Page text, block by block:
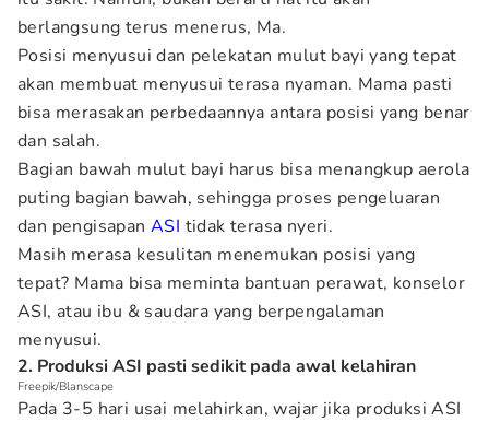
berlangsung terus menerus, Ma.
Posisi menyusui dan pelekatan mulut bayi yang tepat
akan membuat menyusui terasa nyaman. Mama pasti
bisa merasakan perbedaannya antara posisi yang benar
dan salah.
Bagian bawah mulut bayi harus bisa menangkup aerola
puting bagian bawah, sehingga proses pengeluaran
dan pengisapanASI tidak terasa nyeri.
Masih merasa kesulitan menemukan posisi yang
tepat? Mama bisa meminta bantuan perawat, konselor
ASI, atau ibu & saudara yang berpengalaman
menyusui.
2. Produksi ASI pasti sedikit pada awal kelahiran
Freepik/Blanscape
Pada 3-5 hari usai melahirkan, wajar jika produksi ASI